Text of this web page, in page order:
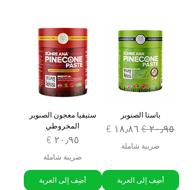
باستا الصنوبر
سعر عادي‏٢٠٫٩٥ € سعر البيع
ضريبة شاملة
أضِف إلى العربة
ستيفيا معجون الصنوبر
المخروطي
السعر
ضريبة شاملة
أضِف إلى العربة